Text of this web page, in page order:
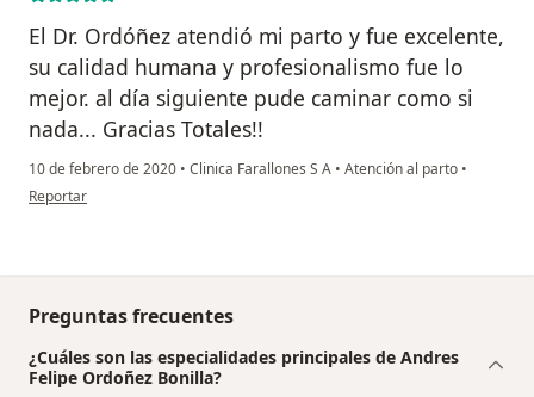
El Dr. Ordóñez atendió mi parto y fue excelente,
su calidad humana y profesionalismo fue lo
mejor. al día siguiente pude caminar como si
nada... Gracias Totales!!
10 de febrero de 2020 • Clinica Farallones S A • Atención al parto •
en opinión del usuario Fernanda Florez
Reportar
Preguntas frecuentes
¿Cuáles son las especialidades principales de Andres
Felipe Ordoñez Bonilla?